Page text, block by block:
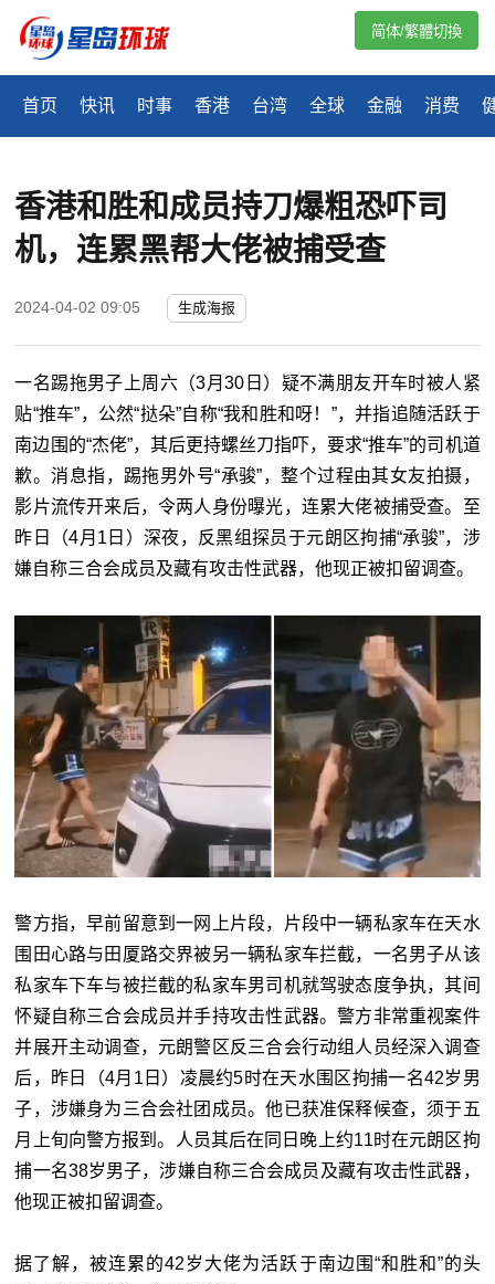
首页 快讯 时事 香港 台湾 全球 金融 消费
简体/繁體切換
香港和胜和成员持刀爆粗恐吓司
机，连累黑帮大佬被捕受查
2024-04-02 09:05 生成海报
一名踢拖男子上周六（3月30日）疑不满朋友开车时被人紧
贴“推车”，公然“挞朵”自称“我和胜和呀！”，并指追随活跃于
南边围的“杰佬”，其后更持螺丝刀指吓，要求“推车”的司机道
歉。消息指，踢拖男外号“承骏”，整个过程由其女友拍摄，
影片流传开来后，令两人身份曝光，连累大佬被捕受查。至
昨日（4月1日）深夜，反黑组探员于元朗区拘捕“承骏”，涉
嫌自称三合会成员及藏有攻击性武器，他现正被扣留调查。
警方指，早前留意到一网上片段，片段中一辆私家车在天水
围田心路与田厦路交界被另一辆私家车拦截，一名男子从该
私家车下车与被拦截的私家车男司机就驾驶态度争执，其间
怀疑自称三合会成员并手持攻击性武器。警方非常重视案件
并展开主动调查，元朗警区反三合会行动组人员经深入调查
后，昨日（4月1日）凌晨约5时在天水围区拘捕一名42岁男
子，涉嫌身为三合会社团成员。他已获准保释候查，须于五
月上旬向警方报到。人员其后在同日晚上约11时在元朗区拘
捕一名38岁男子，涉嫌自称三合会成员及藏有攻击性武器，
他现正被扣留调查。
据了解，被连累的42岁大佬为活跃于南边围“和胜和”的头